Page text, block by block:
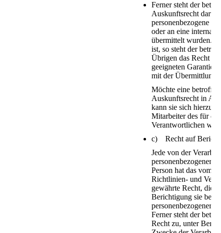
Ferner steht der
Auskunftsrecht
personenbezogene
oder an eine
übermittelt wurden.
ist, so steht der
Übrigen das Recht
geeigneten Garantien
mit der Übermittlung
Möchte eine
Auskunftsrecht in
kann sie sich hierzu
Mitarbeiter des für
Verantwortlichen
c) Recht auf
Jede von der
personenbezogener
Person hat das vom
Richtlinien- und
gewährte Recht, die
Berichtigung sie
personenbezogener
Ferner steht der
Recht zu, unter